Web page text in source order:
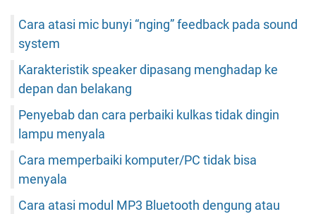
Cara atasi mic bunyi “nging” feedback pada sound
system
Karakteristik speaker dipasang menghadap ke
depan dan belakang
Penyebab dan cara perbaiki kulkas tidak dingin
lampu menyala
Cara memperbaiki komputer/PC tidak bisa
menyala
Cara atasi modul MP3 Bluetooth dengung atau